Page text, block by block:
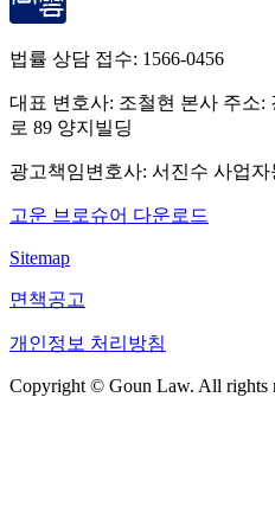
법률 상담 접수: 1566-0456
대표 변호사: 조철현 본사 주소:
로 89 양지빌딩
광고책임변호사: 서진수 사업자
고운 브로슈어 다운로드
Sitemap
면책공고
개인정보 처리방침
Copyright © Goun Law. All rights